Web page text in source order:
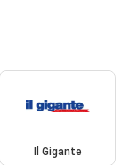
Il Gigante